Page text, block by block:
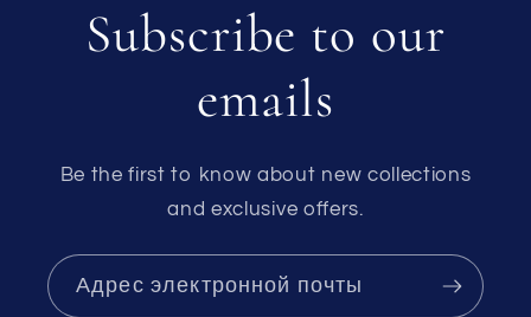
Subscribe to our
emails
Be the first to know about new collections
and exclusive offers.
Адрес электронной почты